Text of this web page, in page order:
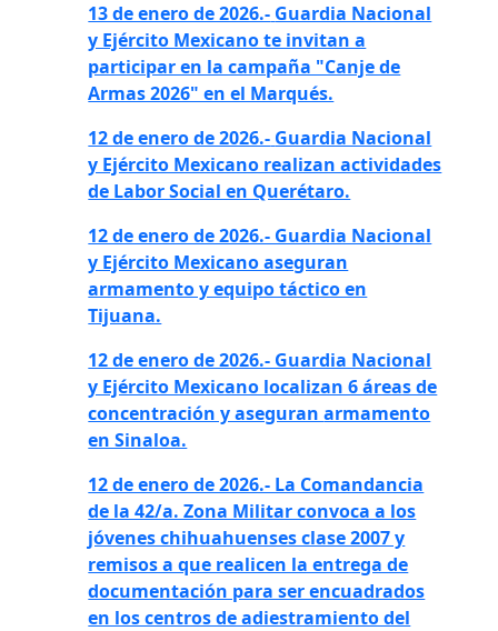
13 de enero de 2026.- Guardia Nacional
y Ejército Mexicano te invitan a
participar en la campaña "Canje de
Armas 2026" en el Marqués.
12 de enero de 2026.- Guardia Nacional
y Ejército Mexicano realizan actividades
de Labor Social en Querétaro.
12 de enero de 2026.- Guardia Nacional
y Ejército Mexicano aseguran
armamento y equipo táctico en
Tijuana.
12 de enero de 2026.- Guardia Nacional
y Ejército Mexicano localizan 6 áreas de
concentración y aseguranarmamento
en Sinaloa.
12 de enero de 2026.- La Comandancia
de la 42/a. Zona Militar convoca a los
jóvenes chihuahuenses clase 2007 y
remisos a que realicen la entrega de
documentación para ser encuadrados
en los centros de adiestramiento del